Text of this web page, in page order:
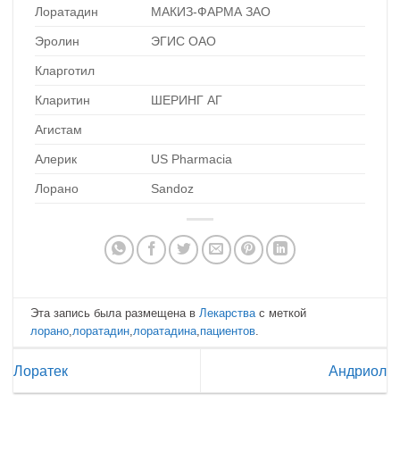
Лоратадин МАКИЗ-ФАРМА ЗАО
Эролин ЭГИС ОАО
Кларготил
Кларитин ШЕРИНГ АГ
Агистам
Алерик US Pharmacia
Лорано Sandoz
Эта запись была размещена в Лекарства с меткой
лорано лоратадин лоратадина пациентов
Лоратек Андриол